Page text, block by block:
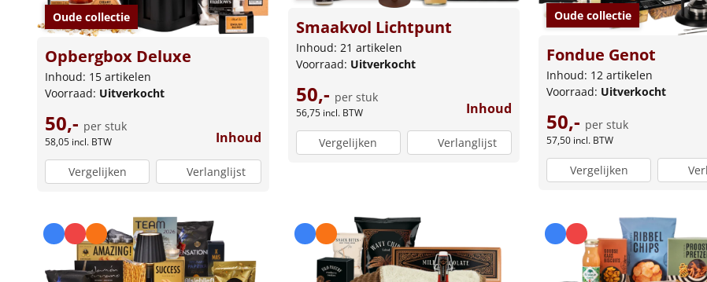
Oude collectie
Opbergbox Deluxe
Inhoud: 15 artikelen
Voorraad: Uitverkocht
50,- per stuk
58,05 incl. BTW Inhoud
Vergelijken Verlanglijst
Smaakvol Lichtpunt
Inhoud: 21 artikelen
Voorraad: Uitverkocht
50,- per stuk
56,75 incl. BTW Inhoud
Vergelijken Verlanglijst
Oude collectie
Fondue Genot
Inhoud: 12 artikelen
Voorraad: Uitverkocht
50,- per stuk
57,50 incl. BTW
Vergelijken